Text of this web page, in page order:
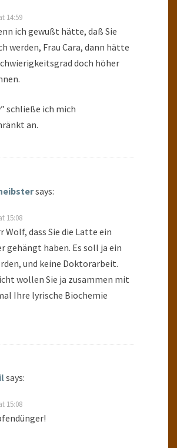
14:59
ich gewußt hätte, daß Sie
werden, Frau Cara, dann hätte
doch höher
schließe ich mich
an.
says:
15:08
Wolf, dass Sie die Latte ein
gehängt haben. Es soll ja ein
und keine Doktorarbeit.
wollen Sie ja zusammen mit
Ihre lyrische Biochemie
says:
15:08